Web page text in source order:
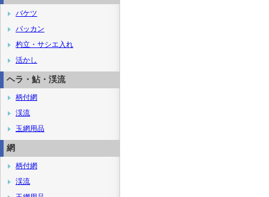
バケツ
バッカン
杓立・サシエ入れ
活かし
ヘラ・鮎・渓流
柄付網
渓流
玉網用品
網
柄付網
渓流